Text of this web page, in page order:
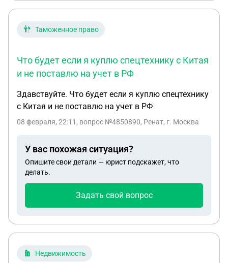
Таможенное право
Что будет если я куплю спецтехнику с Китая
и не поставлю на учет в РФ
Здавствуйте. Что будет если я куплю спецтехнику
с Китая и не поставлю на учет в РФ
08 февраля, 22:11 , вопрос №4850890, Ренат, г. Москва
У вас похожая ситуация?
Опишите свои детали — юрист подскажет, что
делать.
Задать свой вопрос
Недвижимость